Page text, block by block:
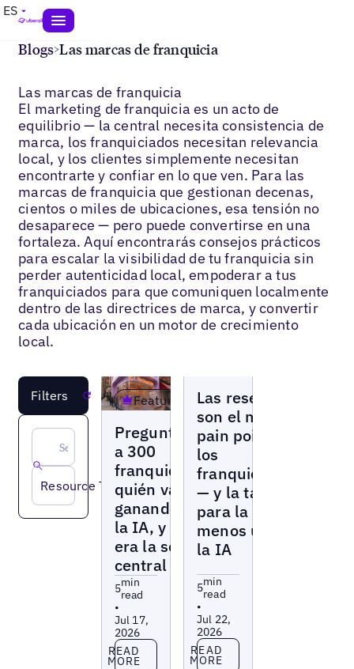
ES
Blogs>Las marcas de franquicia
Las marcas de franquicia
El marketing de franquicia es un acto de
equilibrio — la central necesita consistencia de
marca, los franquiciados necesitan relevancia
local, y los clientes simplemente necesitan
encontrarte y confiar en lo que ven. Para las
marcas de franquicia que gestionan decenas,
cientos o miles de ubicaciones, esa tensión no
desaparece — pero puede convertirse en una
fortaleza. Aquí encontrarás consejos prácticos
para escalar la visibilidad de tu franquicia sin
perder autenticidad local, empoderar a tus
franquiciados para que comuniquen localmente
dentro de las directrices de marca, y convertir
cada ubicación en un motor de crecimiento
local.
Filters Reset
Resource Type
Featured
Preguntamos
a 300
franquicias
quién va
ganando con
la IA, y no
era la sede
central
5min
read
•
Jul 17,
2026
Read more
READ
MORE
Las reseñas
son el mayor
pain point de
los
franquiciados
— y la tarea
para la que
menos usan
la IA
5min
read
•
Jul 22,
2026
Read more
READ
MORE